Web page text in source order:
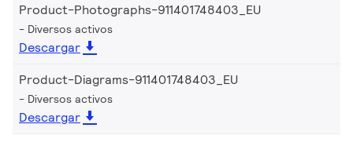
Product-Photographs-911401748403_EU
Diversos activos
Descargar
Product-Diagrams-911401748403_EU
Diversos activos
Descargar